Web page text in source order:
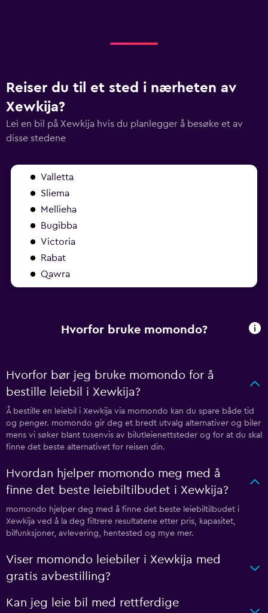
Reiser du til et sted i nærheten av
Xewkija?
Lei en bil på Xewkija hvis du planlegger å besøke et av
disse stedene
Valletta
Sliema
Mellieha
Bugibba
Victoria
Rabat
Qawra
Hvorfor bruke momondo?
Hvorfor bør jeg bruke momondo for å
bestille leiebil i Xewkija?
Å bestille en leiebil i Xewkija via momondo kan du spare både tid
og penger. momondo gir deg et bredt utvalg alternativer og biler
mens vi søker blant tusenvis av bilutleienettsteder og for at du skal
finne det beste alternativet for reisen din.
Hvordan hjelper momondo meg med å
finne det beste leiebiltilbudet i Xewkija?
momondo hjelper deg med å finne det beste leiebiltilbudet i
Xewkija ved å la deg filtrere resultatene etter pris, kapasitet,
bilfunksjoner, avlevering, hentested og mye mer.
Viser momondo leiebiler i Xewkija med
gratis avbestilling?
Kan jeg leie bil med rettferdige